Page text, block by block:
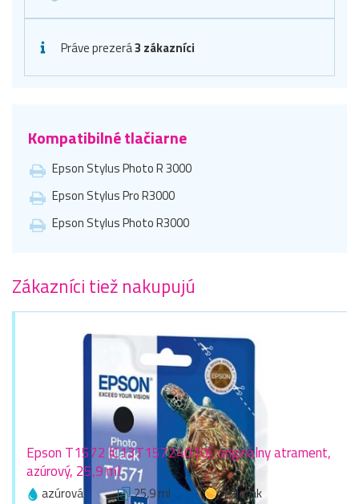
Práve prezerá3 zákazníci
Kompatibilné tlačiarne
Epson Stylus Photo R 3000
Epson Stylus Pro R3000
Epson Stylus Photo R3000
Zákazníci tiež nakupujú
Epson T1572 (C13T15724010), originálny atrament,
azúrový, 25,9 ml
azúrová 25,9 ml 1 zlaťák